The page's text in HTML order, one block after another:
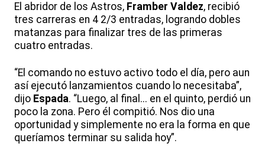
El abridor de los Astros, Framber Valdez, recibió
tres carreras en 4 2/3 entradas, logrando dobles
matanzas para finalizar tres de las primeras
cuatro entradas.
“El comando no estuvo activo todo el día, pero aun
así ejecutó lanzamientos cuando lo necesitaba”,
dijo Espada. “Luego, al final... en el quinto, perdió un
poco la zona. Pero él compitió. Nos dio una
oportunidad y simplemente no era la forma en que
queríamos terminar su salida hoy”.